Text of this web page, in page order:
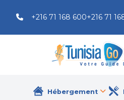
+216 71 168 600+216 71
Hébergement